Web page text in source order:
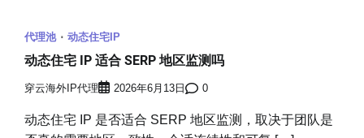
代理池 动态住宅IP
动态住宅 IP 适合 SERP 地区监测吗
穿云海外IP代理 2026年6月13日 0
动态住宅 IP 是否适合 SERP 地区监测，取决于团队是